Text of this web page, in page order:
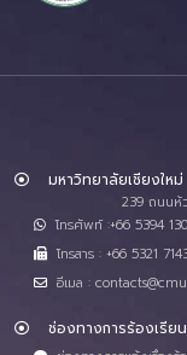
มหาวิทยาลัยเชียงใหม่
239 ถนนห้
โทรศัพท์ :+66 5394
โทรสาร : +66 5321
อีเมล :
ช่องทางการร้องเรียน